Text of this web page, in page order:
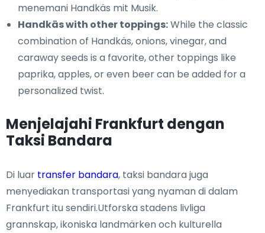
menemani Handkäs mit Musik.
Handkäs with other toppings:While the classic
combination of Handkäs, onions, vinegar, and
caraway seeds is a favorite, other toppings like
paprika, apples, or even beer can be added for a
personalized twist.
Menjelajahi Frankfurt dengan
Taksi Bandara
Di luar transfer bandara, taksi bandara juga
menyediakan transportasi yang nyaman di dalam
Frankfurt itu sendiri.Utforska stadens livliga
grannskap, ikoniska landmärken och kulturella